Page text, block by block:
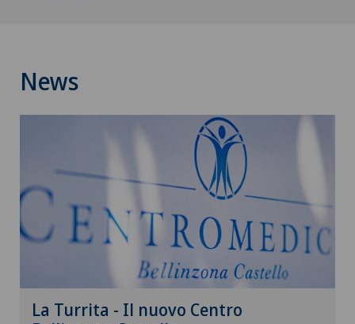
Artrosi del ginocchio
Artrosi dell'articolazione della spalla
Artrosi della caviglia
Artrosi dell’anca
Aumento di volume della tiroide – Struma
Babymoon presso Swiss Medical Network
News
La Turrita - Il nuovo Centro